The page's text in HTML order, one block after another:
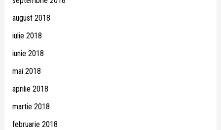
august 2018
iulie 2018
iunie 2018
mai 2018
aprilie 2018
martie 2018
februarie 2018